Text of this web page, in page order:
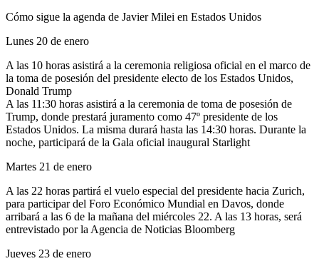
Cómo sigue la agenda de Javier Milei en Estados Unidos
Lunes 20 de enero
A las 10 horas asistirá a la ceremonia religiosa oficial en el marco de
la toma de posesión del presidente electo de los Estados Unidos,
Donald Trump
A las 11:30 horas asistirá a la ceremonia de toma de posesión de
Trump, donde prestará juramento como 47º presidente de los
Estados Unidos. La misma durará hasta las 14:30 horas. Durante la
noche, participará de la Gala oficial inaugural Starlight
Martes 21 de enero
A las 22 horas partirá el vuelo especial del presidente hacia Zurich,
para participar del Foro Económico Mundial en Davos, donde
arribará a las 6 de la mañana del miércoles 22. A las 13 horas, será
entrevistado por la Agencia de Noticias Bloomberg
Jueves 23 de enero